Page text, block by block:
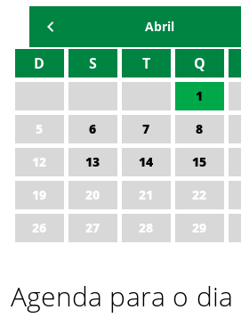
Abril
D S T Q
1
5
6 7 8
12
13 14 15
19
20 21 22
26
27 28 29
Agenda para o dia